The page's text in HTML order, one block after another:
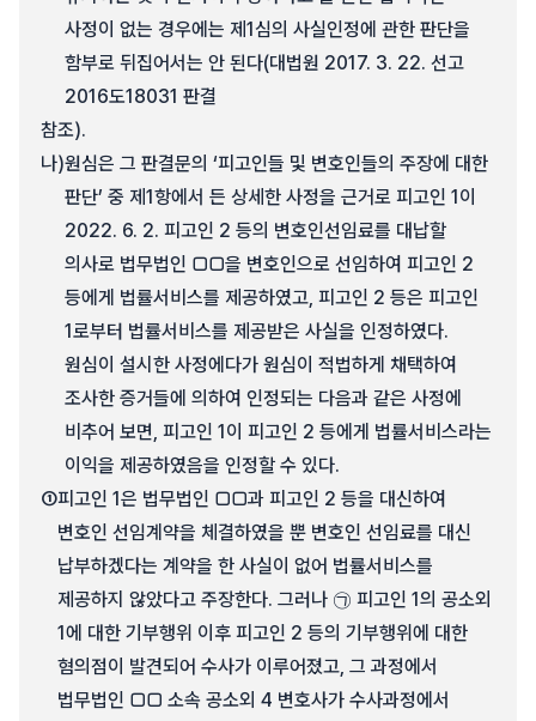
사정이 없는 경우에는 제1심의 사실인정에 관한 판단을
함부로 뒤집어서는 안 된다(대법원 2017. 3. 22. 선고
2016도18031 판결
참조).
나)원심은 그 판결문의 ‘피고인들 및 변호인들의 주장에 대한
판단’ 중 제1항에서 든 상세한 사정을 근거로 피고인 1이
2022. 6. 2. 피고인 2 등의 변호인선임료를 대납할
의사로 법무법인 □□을 변호인으로 선임하여 피고인 2
등에게 법률서비스를 제공하였고, 피고인 2 등은 피고인
1로부터 법률서비스를 제공받은 사실을 인정하였다.
원심이 설시한 사정에다가 원심이 적법하게 채택하여
조사한 증거들에 의하여 인정되는 다음과 같은 사정에
비추어 보면, 피고인 1이 피고인 2 등에게 법률서비스라는
이익을 제공하였음을 인정할 수 있다.
①피고인 1은 법무법인 □□과 피고인 2 등을 대신하여
변호인 선임계약을 체결하였을 뿐 변호인 선임료를 대신
납부하겠다는 계약을 한 사실이 없어 법률서비스를
제공하지 않았다고 주장한다. 그러나 ㉠ 피고인 1의 공소외
1에 대한 기부행위 이후 피고인 2 등의 기부행위에 대한
혐의점이 발견되어 수사가 이루어졌고, 그 과정에서
법무법인 □□ 소속 공소외 4 변호사가 수사과정에서